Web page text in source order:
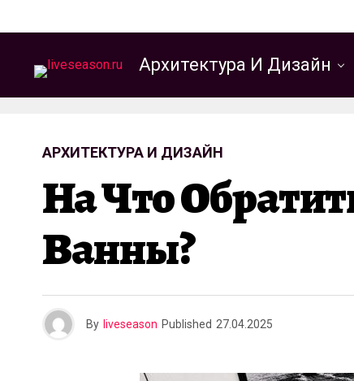
Архитектура И Дизайн
АРХИТЕКТУРА И ДИЗАЙН
На Что
Ванны?
By liveseason Published 27.04.2025